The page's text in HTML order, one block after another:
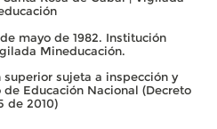
mayo de 1982. Institución
Mineducación.
sujeta a inspección y
Educación Nacional (Decreto
de 2010)